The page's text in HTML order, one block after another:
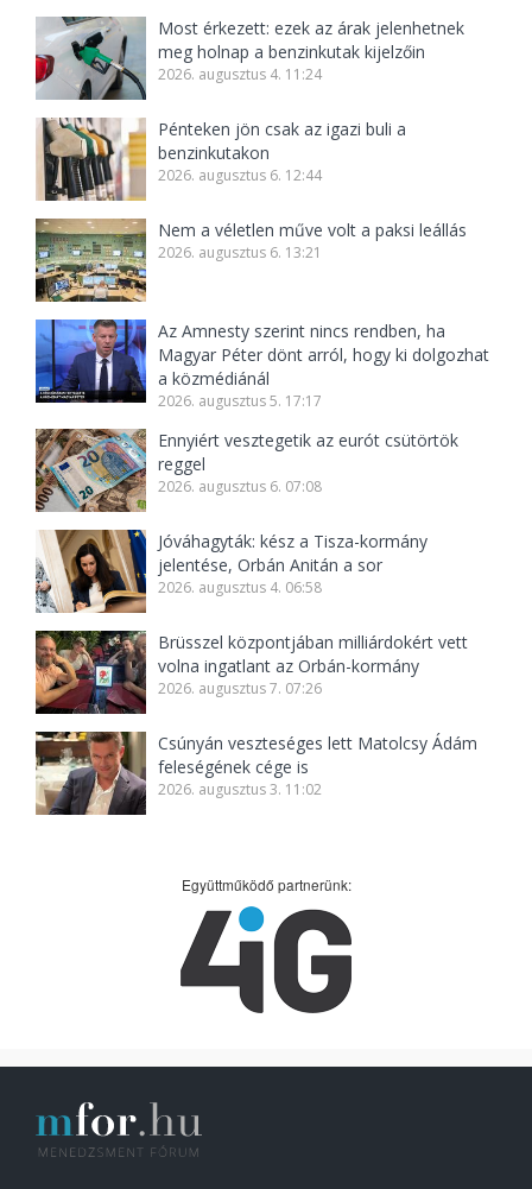
Most érkezett: ezek az árak jelenhetnek
meg holnap a benzinkutak kijelzőin
2026. augusztus 4. 11:24
Pénteken jön csak az igazi buli a
benzinkutakon
2026. augusztus 6. 12:44
Nem a véletlen műve volt a paksi leállás
2026. augusztus 6. 13:21
Az Amnesty szerint nincs rendben, ha
Magyar Péter dönt arról, hogy ki dolgozhat
a közmédiánál
2026. augusztus 5. 17:17
Ennyiért vesztegetik az eurót csütörtök
reggel
2026. augusztus 6. 07:08
Jóváhagyták: kész a Tisza-kormány
jelentése, Orbán Anitán a sor
2026. augusztus 4. 06:58
Brüsszel központjában milliárdokért vett
volna ingatlant az Orbán-kormány
2026. augusztus 7. 07:26
Csúnyán veszteséges lett Matolcsy Ádám
feleségének cége is
2026. augusztus 3. 11:02
Együttműködő partnerünk: